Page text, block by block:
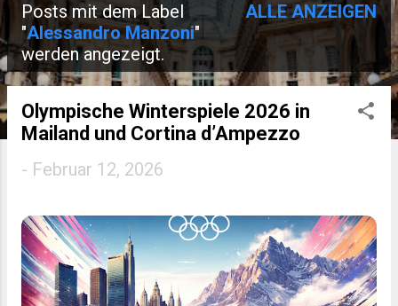
P
o
s
Posts mit dem Label
"Alessandro Manzoni"
werden angezeigt.
ALLE ANZEIGEN
Olympische Winterspiele 2026 in
Mailand und Cortina d’Ampezzo
- Februar 12, 2026